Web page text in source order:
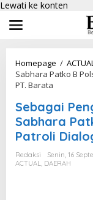
Lewati ke konten
Homepage /
Sabhara Patko B
PT. Barata
Sebagai
Sabhara
Patroli
Redaksi
Senin, 16
ACTUAL, DAERAH